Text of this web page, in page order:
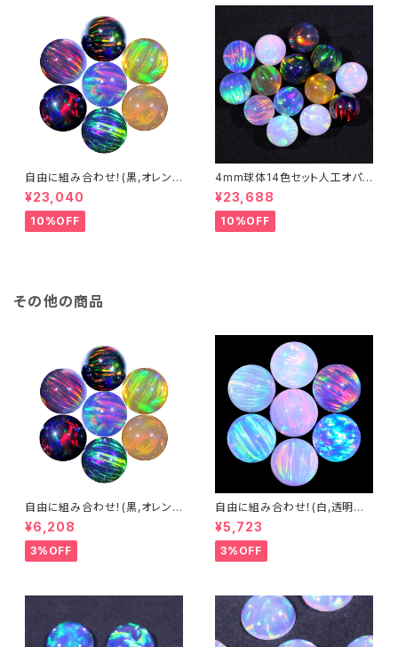
自由に組み合わせ！(黒,オレン
ジ系, #14) 3mm球体20個セッ
ト - 耐熱ガラス / ボロシリケイ
トガラス（COE33）専用 ＊ご注
文時の備考欄に組み合わせ内
¥23,040
10%OFF
4mm球体14色セット人工オパ
ール - 耐熱ガラス / ボロシリケ
イトガラス（COE33）専用
¥23,688
10%OFF
その他の商品
自由に組み合わせ！(黒,オレン
ジ系, #14) 3mm球体5個セット
- 耐熱ガラス / ボロシリケイトガ
ラス（COE33）専用 ＊ご注文時
の備考欄に組み合わせ内容（色
¥6,208
3%OFF
自由に組み合わせ！(白,透明系)
3mm球体5個セット - 耐熱ガラ
ス / ボロシリケイトガラス（COE
33）専用 ＊ご注文時の備考欄
に組み合わせ内容（色と個数）を
¥5,723
3%OFF